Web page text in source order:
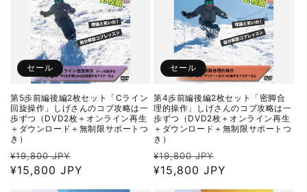
セール
第5歩前編後編2枚セット「Cライン
回旋操作」しげさんのコブ攻略は一
歩ずつ（DVD2枚＋オンライン再生
＋ダウンロード＋無制限サポートつ
き）
通
常
¥19,800 JPY
ー
¥15,800 JPY
セール
第4歩前編後編2枚セット「密脚合
理的操作」しげさんのコブ攻略は一
歩ずつ（DVD2枚＋オンライン再生
＋ダウンロード＋無制限サポートつ
き）
通
常
¥19,800 JPY
ー
¥15,800 JPY